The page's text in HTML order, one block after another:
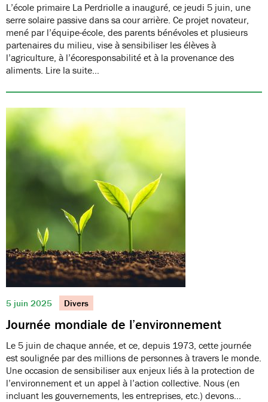
L’école primaire La Perdriolle a inauguré, ce jeudi 5 juin, une
serre solaire passive dans sa cour arrière. Ce projet novateur,
mené par l’équipe-école, des parents bénévoles et plusieurs
partenaires du milieu, vise à sensibiliser les élèves à
l’agriculture, à l’écoresponsabilité et à la provenance des
aliments. Lire la suite…
5 juin 2025 Divers
Journée mondiale de l’environnement
Le 5 juin de chaque année, et ce, depuis 1973, cette journée
est soulignée par des millions de personnes à travers le monde.
Une occasion de sensibiliser aux enjeux liés à la protection de
l’environnement et un appel à l’action collective. Nous (en
incluant les gouvernements, les entreprises, etc.) devons…